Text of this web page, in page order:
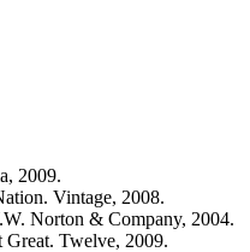
2009.
Vintage, 2008.
Norton & Company, 2004.
Twelve, 2009.